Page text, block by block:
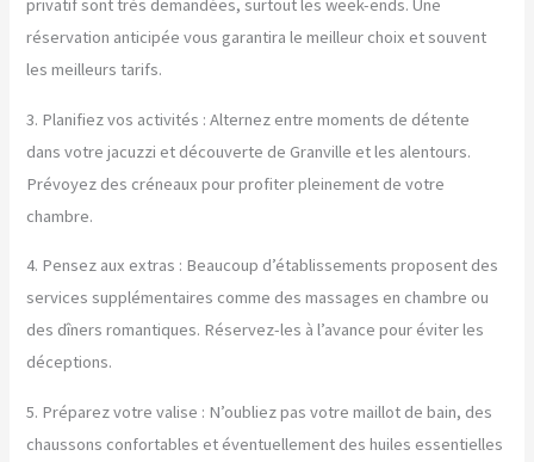
privatif sont très demandées, surtout les week-ends. Une
réservation anticipée vous garantira le meilleur choix et souvent
les meilleurs tarifs.
3. Planifiez vos activités : Alternez entre moments de détente
dans votre jacuzzi et découverte de Granville et les alentours.
Prévoyez des créneaux pour profiter pleinement de votre
chambre.
4. Pensez aux extras : Beaucoup d’établissements proposent des
services supplémentaires comme des massages en chambre ou
des dîners romantiques. Réservez-les à l’avance pour éviter les
déceptions.
5. Préparez votre valise : N’oubliez pas votre maillot de bain, des
chaussons confortables et éventuellement des huiles essentielles